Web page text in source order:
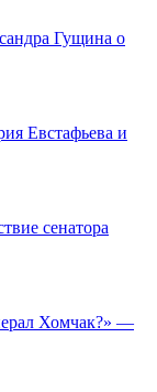
Гущина о
Евстафьева и
сенатора
Хомчак?» —